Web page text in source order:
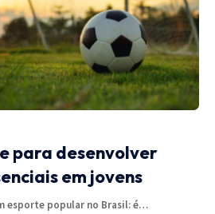
para desenvolver
em jovens
esporte popular no Brasil: é…